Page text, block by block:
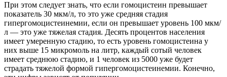
При этом следует знать, что если гомоцистеин превышает
показатель 30 мкм/л, то это уже средняя стадия
гипергомоцистеинемии, если он превышает уровень 100 мкм/
л — это уже тяжелая стадия. Десять процентов населения
имеет умеренную стадию, то есть уровень гомоцистеина у
них выше 15 микромоль на литр, каждый сотый человек
имеет среднюю стадию, и 1 человек из 5000 уже будет
страдать тяжелой формой гипергомоцистеинемии. Конечно,